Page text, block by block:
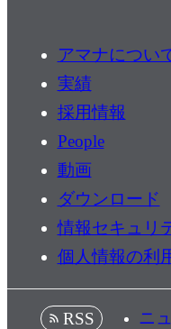
アマナについ
実績
採用情報
People
動画
ダウンロード
情報セキュリ
個人情報の利
RSS ニ